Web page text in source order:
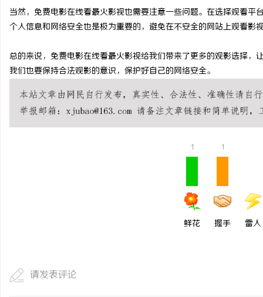
当然，免费电影在线看最火影视也需要注意一些问题。在选择观看
个人信息和网络安全也是极为重要的，避免在不安全的网站上观看影
总的来说，免费电影在线看最火影视给我们带来了更多的观影选择
我们也要保持合法观影的意识，保护好自己的网络安全。
1
鲜花
1
握手 雷人
请发表评论
厦门私家侦探：揭秘现